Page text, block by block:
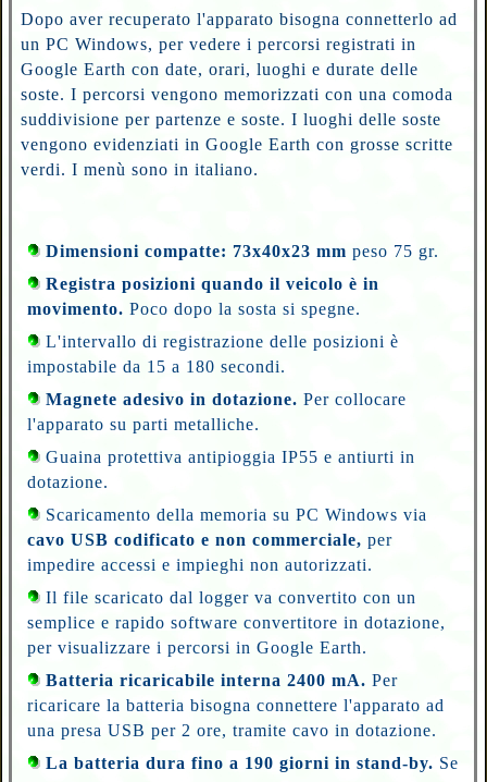
Dopo aver recuperato l'apparato bisogna connetterlo ad
un PC Windows, per vedere i percorsi registrati in
Google Earth con date, orari, luoghi e durate delle
soste. I percorsi vengono memorizzati con una comoda
suddivisione per partenze e soste. I luoghi delle soste
vengono evidenziati in Google Earth con grosse scritte
verdi. I menù sono in italiano.
Dimensioni compatte: 73x40x23 mm peso 75 gr.
Registra posizioni quando il veicolo è in
movimento.Poco dopo la sosta si spegne.
L'intervallo di registrazione delle posizioni è
impostabile da 15 a 180 secondi.
Magnete adesivo in dotazione.Per collocare
l'apparato su parti metalliche.
Guaina protettiva antipioggia IP55 e antiurti in
dotazione.
Scaricamento della memoria su PC Windows via
cavo USB codificato e non commerciale, per
impedire accessi e impieghi non autorizzati.
Il file scaricato dal logger va convertito con un
semplice e rapido software convertitore in dotazione,
per visualizzare i percorsi in Google Earth.
Batteria ricaricabile interna 2400 mA.Per
ricaricare la batteria bisogna connettere l'apparato ad
una presa USB per 2 ore, tramite cavo in dotazione.
La batteria dura fino a 190 giorni in stand-by. Se